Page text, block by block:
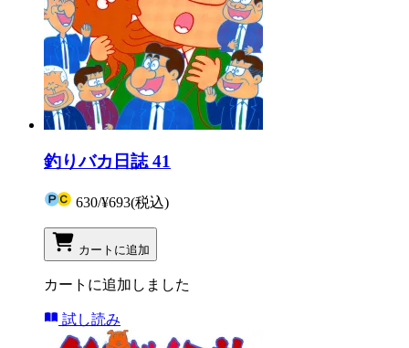
釣りバカ日誌 41
630/¥693(税込)
カートに追加
カートに追加しました
試し読み